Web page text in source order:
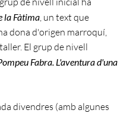
la Fàtima , un text que
dona d'origen marroquí,
El grup de nivell
Fabra. L'aventura d'una
divendres (amb algunes